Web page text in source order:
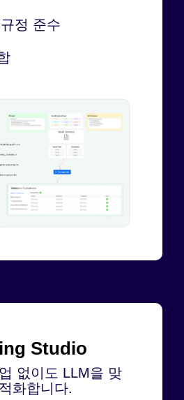
정 준수
Studio
없이도 LLM을 맞
화합니다.